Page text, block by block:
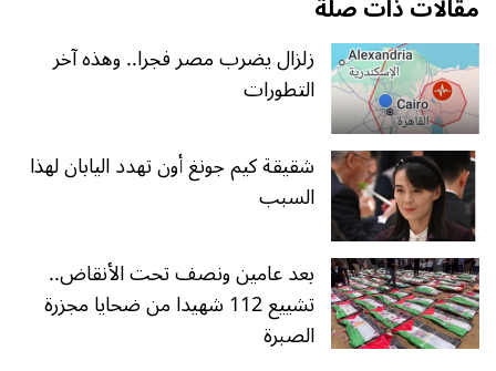
مقالات ذات صلة
زلزال يضرب مصر فجرا.. وهذه آخر
التطورات
شقيقة كيم جونغ أون تهدد اليابان لهذا
السبب
بعد عامين ونصف تحت الأنقاض..
تشييع 112 شهيدا من ضحايا مجزرة
الصبرة